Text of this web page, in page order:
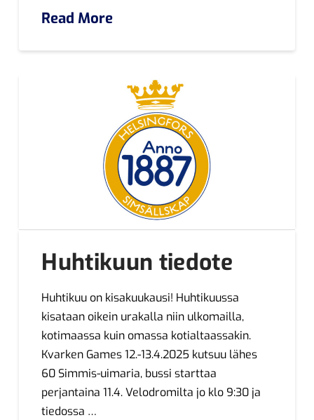
Read More
Huhtikuun tiedote
Huhtikuu on kisakuukausi! Huhtikuussa
kisataan oikein urakalla niin ulkomailla,
kotimaassa kuin omassa kotialtaassakin.
Kvarken Games 12.-13.4.2025 kutsuu lähes
60 Simmis-uimaria, bussi starttaa
perjantaina 11.4. Velodromilta jo klo 9:30 ja
tiedossa …